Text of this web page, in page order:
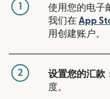
1 使用您的电子
我们在 App
用创建账户。
2 设置您的汇款
度。